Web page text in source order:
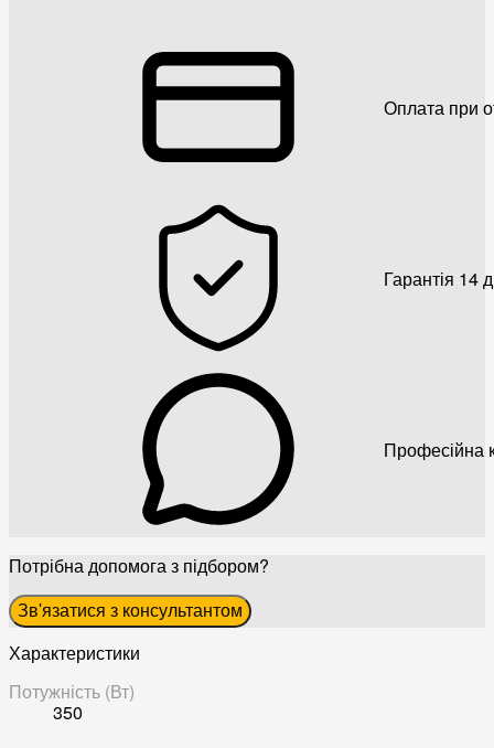
Оплата при
Гарантія 14
Професійна
Потрібна допомога з підбором?
Зв'язатися з консультантом
Характеристики
Потужність (Вт)
350